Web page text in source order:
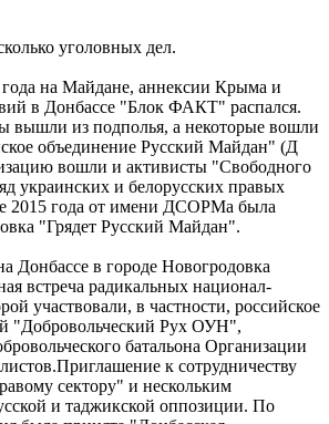
уголовных дел.
на Майдане, аннексии Крыма и
в Донбассе "Блок ФАКТ" распался.
вышли из подполья, а некоторые вошли
объединение Русский Майдан" (Д
вошли и активисты "Свободного
украинских и белорусских правых
2015 года от имени ДСОРМа была
"Грядет Русский Майдан".
Донбассе в городе Новогродовка
встреча радикальных национал-
участвовали, в частности, российское
"Добровольческий Рух ОУН",
батальона Организации
к сотрудничеству
сектору" и нескольким
и таджикской оппозиции. По